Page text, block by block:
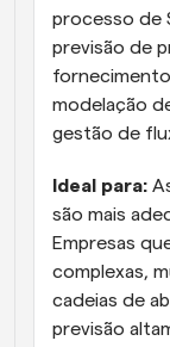
processo de
previsão de
modelação
gestão de
Ideal para:
são mais
Empresas
complexas,
cadeias de
previsão